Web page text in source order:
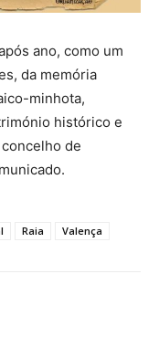
ano, como um
da memória
minhota,
histórico e
de
Raia Valença